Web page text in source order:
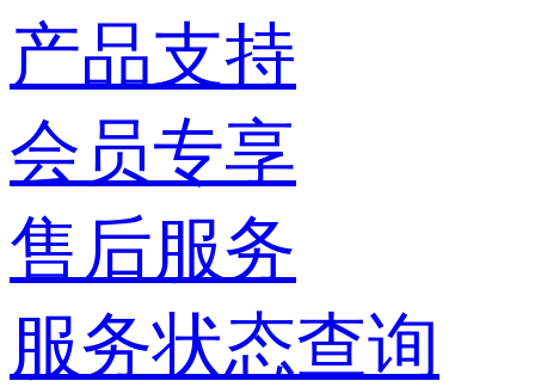
产品支持
会员专享
售后服务
服务状态查询